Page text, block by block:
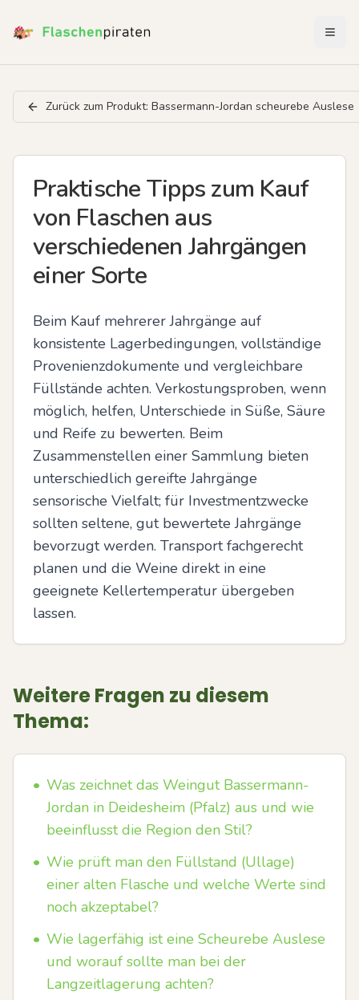
Zurück zum Produkt: Bassermann-Jordan scheurebe Auslese
Praktische Tipps zum Kauf
von Flaschen aus
verschiedenen Jahrgängen
einer Sorte
Beim Kauf mehrerer Jahrgänge auf
konsistente Lagerbedingungen, vollständige
Provenienzdokumente und vergleichbare
Füllstände achten. Verkostungsproben, wenn
möglich, helfen, Unterschiede in Süße, Säure
und Reife zu bewerten. Beim
Zusammenstellen einer Sammlung bieten
unterschiedlich gereifte Jahrgänge
sensorische Vielfalt; für Investmentzwecke
sollten seltene, gut bewertete Jahrgänge
bevorzugt werden. Transport fachgerecht
planen und die Weine direkt in eine
geeignete Kellertemperatur übergeben
lassen.
Weitere Fragen zu diesem
Thema:
• Was zeichnet das Weingut Bassermann-
Jordan in Deidesheim (Pfalz) aus und wie
beeinflusst die Region den Stil?
• Wie prüft man den Füllstand (Ullage)
einer alten Flasche und welche Werte sind
noch akzeptabel?
• Wie lagerfähig ist eine Scheurebe Auslese
und worauf sollte man bei der
Langzeitlagerung achten?